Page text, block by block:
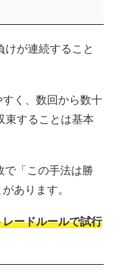
が連続すること
く、数回から数十
束することは基本
で「この手法は勝
あります。
ードルールで試行